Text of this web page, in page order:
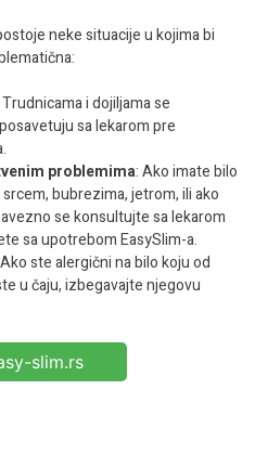
neke situacije u kojima bi
Trudnicama i dojiljama se
sa lekarom pre
problemima: Ako imate bilo
bubrezima, jetrom, ili ako
se konsultujte sa lekarom
sa upotrebom EasySlim-a.
ste alergični na bilo koju od
u čaju, izbegavajte njegovu
slim.rs